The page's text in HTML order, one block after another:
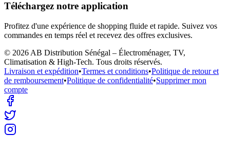
Téléchargez notre application
Profitez d'une expérience de shopping fluide et rapide. Suivez vos
commandes en temps réel et recevez des offres exclusives.
© 2026 AB Distribution Sénégal – Électroménager, TV,
Climatisation & High-Tech. Tous droits réservés.
Livraison et expédition•Termes et conditions•Politique de retour et
de remboursement•Politique de confidentialité•Supprimer mon
compte